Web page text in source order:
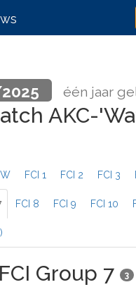
één jaar
AKC-
FCI 1 FCI 2 FCI 3
FCI 8 FCI 9 FCI 10
Group 7 3